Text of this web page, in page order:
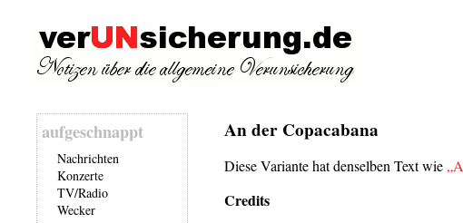
aufgeschnappt
Nachrichten
Konzerte
TV/Radio
Wecker
An der Copacabana
Diese Variante hat denselben Text wie
Credits